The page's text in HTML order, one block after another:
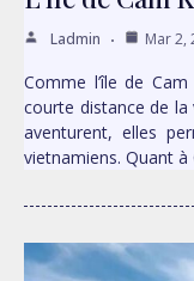
Ladmin Mar 2,
Comme l’île de
courte distance de la
aventurent, elles
vietnamiens. Quant à